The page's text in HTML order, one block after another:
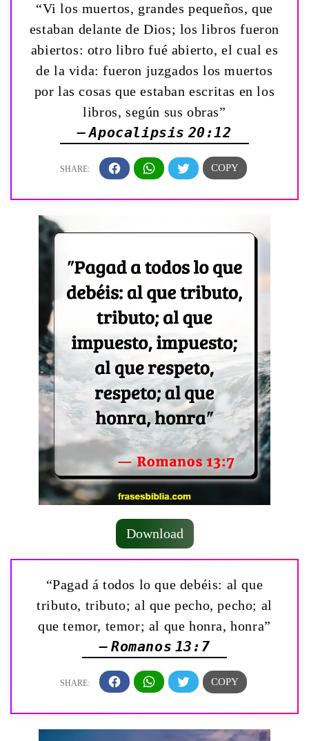
“Vi los muertos, grandes pequeños, que
estaban delante de Dios; los libros fueron
abiertos: otro libro fué abierto, el cual es
de la vida: fueron juzgados los muertos
por las cosas que estaban escritas en los
libros, según sus obras”
— Apocalipsis 20:12
Download
“Pagad á todos lo que debéis: al que
tributo, tributo; al que pecho, pecho; al
que temor, temor; al que honra, honra”
— Romanos 13:7